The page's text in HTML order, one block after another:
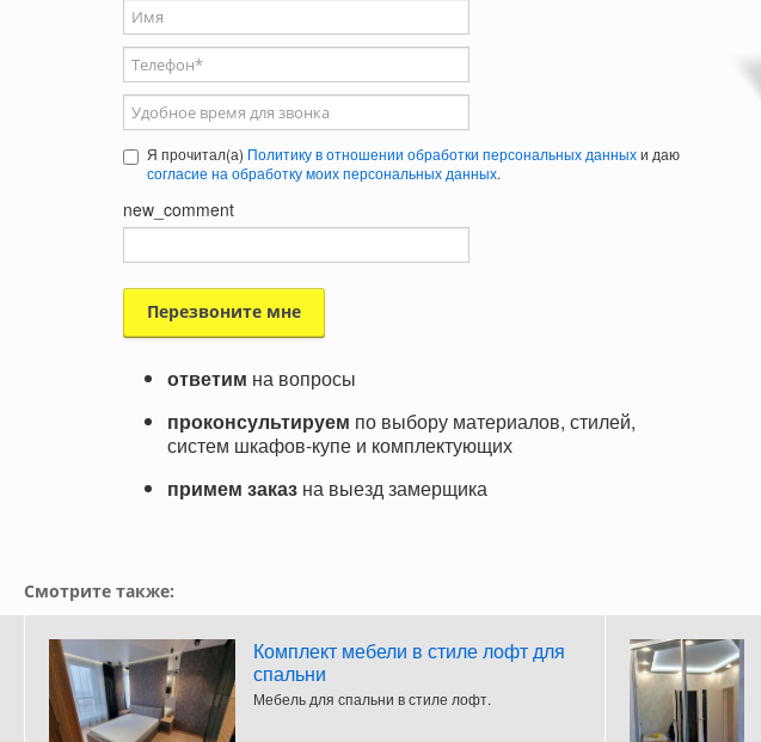
Ваше имя
Телефон*
Удобное время для звонка
Я прочитал(а) Политику в отношении обработки персональных данныхи даю
согласие на обработку моих персональных данных.
new_comment
ответим на вопросы
проконсультируем по выбору материалов, стилей,
систем шкафов-купе и комплектующих
примем заказна выезд замерщика
Смотрите также:
Комплект мебели в стиле лофт для
спальни
Мебель для спальни в стиле лофт.